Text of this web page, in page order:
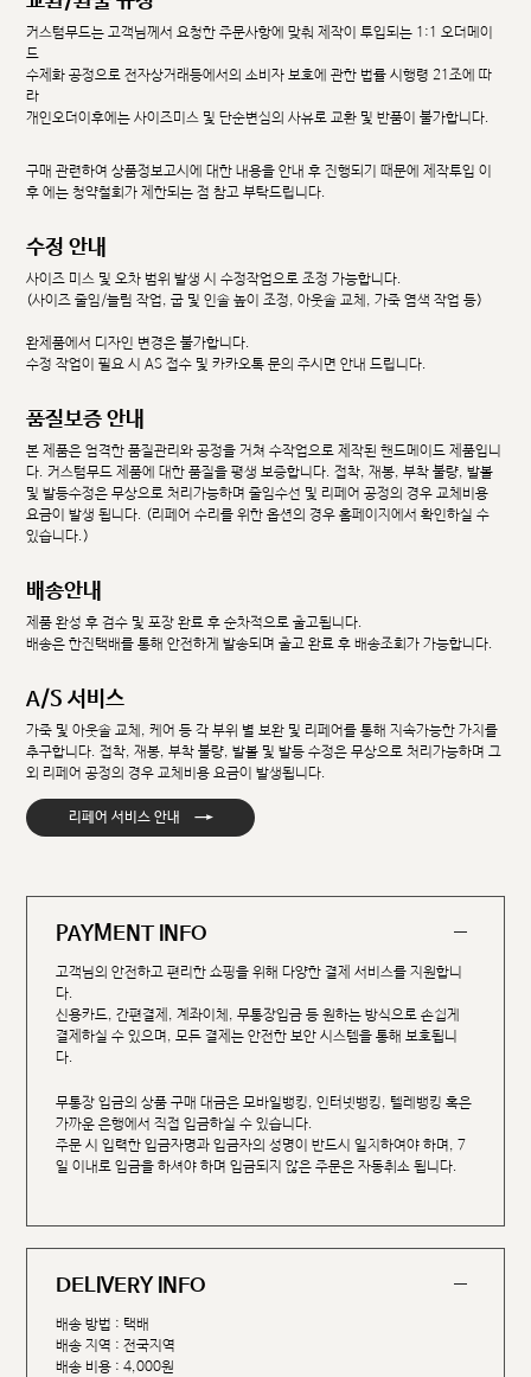
커스텀무드는 고객님께서 요청한 주문사항에 맞춰 제작이 투입되는 1:1 오더메이
드
수제화 공정으로 전자상거래등에서의 소비자 보호에 관한 법률 시행령 21조에 따
라
개인오더이후에는 사이즈미스 및 단순변심의 사유로 교환 및 반품이 불가합니다.
구매 관련하여 상품정보고시에 대한 내용을 안내 후 진행되기 때문에 제작투입 이
후 에는 청약철회가 제한되는 점 참고 부탁드립니다.
수정 안내
사이즈 미스 및 오차 범위 발생 시 수정작업으로 조정 가능합니다.
(사이즈 줄임/늘림 작업, 굽 및 인솔 높이 조정, 아웃솔 교체, 가죽 염색 작업 등)
완제품에서 디자인 변경은 불가합니다.
수정 작업이 필요 시 AS 접수 및 카카오톡 문의 주시면 안내 드립니다.
품질보증 안내
본 제품은 엄격한 품질관리와 공정을 거쳐 수작업으로 제작된 핸드메이드 제품입니
다. 커스텀무드 제품에 대한 품질을 평생 보증합니다. 접착, 재봉, 부착 불량, 발볼
및 발등수정은 무상으로 처리가능하며 줄임수선 및 리페어 공정의 경우 교체비용
요금이 발생 됩니다. (리페어 수리를 위한 옵션의 경우 홈페이지에서 확인하실 수
있습니다.)
배송안내
제품 완성 후 검수 및 포장 완료 후 순차적으로 출고됩니다.
배송은 한진택배를 통해 안전하게 발송되며 출고 완료 후 배송조회가 가능합니다.
A/S 서비스
가죽 및 아웃솔 교체, 케어 등 각 부위 별 보완 및 리페어를 통해 지속가능한 가치를
추구합니다. 접착, 재봉, 부착 불량, 발볼 및 발등 수정은 무상으로 처리가능하며 그
외 리페어 공정의 경우 교체비용 요금이 발생됩니다.
리페어 서비스 안내 →
PAYMENT INFO
고객님의 안전하고 편리한 쇼핑을 위해 다양한 결제 서비스를 지원합니
다.
신용카드, 간편결제, 계좌이체, 무통장입금 등 원하는 방식으로 손쉽게
결제하실 수 있으며, 모든 결제는 안전한 보안 시스템을 통해 보호됩니
다.
무통장 입금의 상품 구매 대금은 모바일뱅킹, 인터넷뱅킹, 텔레뱅킹 혹은
가까운 은행에서 직접 입금하실 수 있습니다.
주문 시 입력한 입금자명과 입금자의 성명이 반드시 일치하여야 하며, 7
일 이내로 입금을 하셔야 하며 입금되지 않은 주문은 자동취소 됩니다.
DELIVERY INFO
배송 방법 : 택배
배송 지역 : 전국지역
배송 비용 : 4,000원